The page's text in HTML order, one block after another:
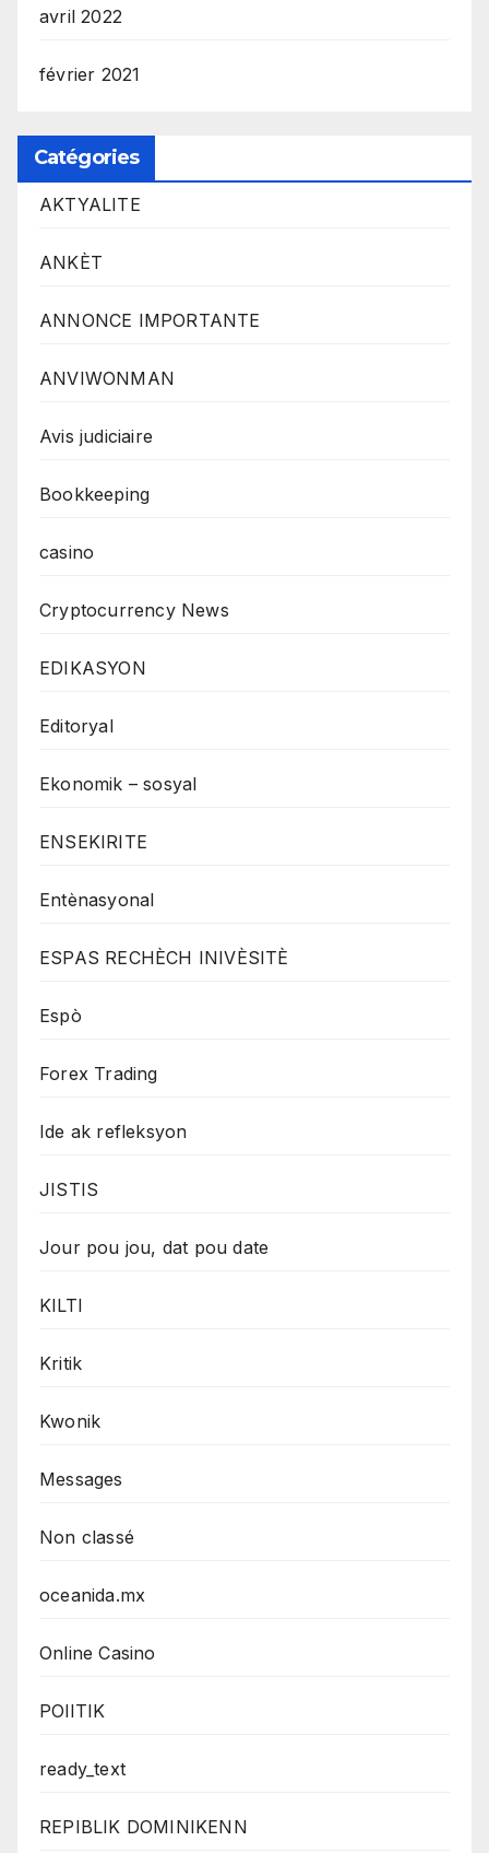
avril 2022
février 2021
Catégories
AKTYALITE
ANKÈT
ANNONCE IMPORTANTE
ANVIWONMAN
Avis judiciaire
Bookkeeping
casino
Cryptocurrency News
EDIKASYON
Editoryal
Ekonomik – sosyal
ENSEKIRITE
Entènasyonal
ESPAS RECHÈCH INIVÈSITÈ
Espò
Forex Trading
Ide ak refleksyon
JISTIS
Jour pou jou, dat pou date
KILTI
Kritik
Kwonik
Messages
Non classé
oceanida.mx
Online Casino
POlITIK
ready_text
REPIBLIK DOMINIKENN